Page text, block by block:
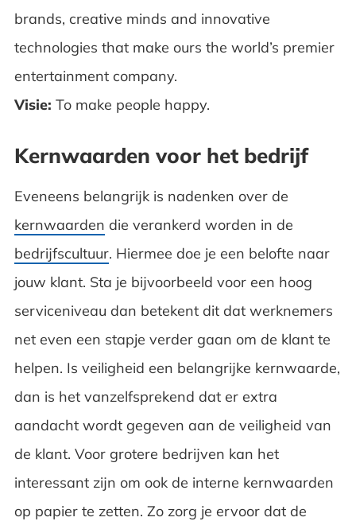
brands, creative minds and innovative
technologies that make ours the world’s premier
entertainment company.
Visie: To make people happy.
Kernwaarden voor het bedrijf
Eveneens belangrijk is nadenken over de
kernwaarden die verankerd worden in de
bedrijfscultuur. Hiermee doe je een belofte naar
jouw klant. Sta je bijvoorbeeld voor een hoog
serviceniveau dan betekent dit dat werknemers
net even een stapje verder gaan om de klant te
helpen. Is veiligheid een belangrijke kernwaarde,
dan is het vanzelfsprekend dat er extra
aandacht wordt gegeven aan de veiligheid van
de klant. Voor grotere bedrijven kan het
interessant zijn om ook de interne kernwaarden
op papier te zetten. Zo zorg je ervoor dat de